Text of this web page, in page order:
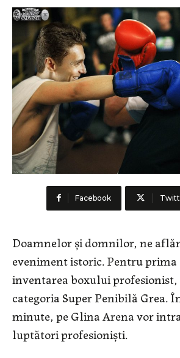
Facebook
Doamnelor și domnilor, ne
eveniment istoric. Pentru prima
inventarea boxului
categoria Super Penibilă Grea.
minute, pe Glina Arena vor
luptători profesioniști.